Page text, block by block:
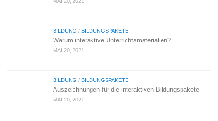
BILDUNG / BILDUNGSPAKETE
Warum interaktive Unterrichtsmaterialien?
MAI 20, 2021
BILDUNG / BILDUNGSPAKETE
Auszeichnungen für die interaktiven Bildungspakete
MAI 20, 2021